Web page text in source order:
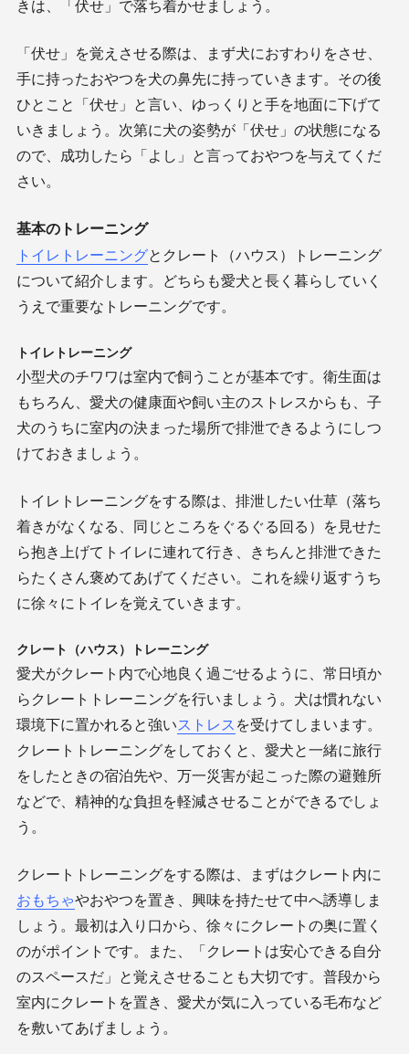
きは、「伏せ」で落ち着かせましょう。
「伏せ」を覚えさせる際は、まず犬におすわりをさせ、
手に持ったおやつを犬の鼻先に持っていきます。その後
ひとこと「伏せ」と言い、ゆっくりと手を地面に下げて
いきましょう。次第に犬の姿勢が「伏せ」の状態になる
ので、成功したら「よし」と言っておやつを与えてくだ
さい。
基本のトレーニング
トイレトレーニングとクレート（ハウス）トレーニング
について紹介します。どちらも愛犬と長く暮らしていく
うえで重要なトレーニングです。
トイレトレーニング
小型犬のチワワは室内で飼うことが基本です。衛生面は
もちろん、愛犬の健康面や飼い主のストレスからも、子
犬のうちに室内の決まった場所で排泄できるようにしつ
けておきましょう。
トイレトレーニングをする際は、排泄したい仕草（落ち
着きがなくなる、同じところをぐるぐる回る）を見せた
ら抱き上げてトイレに連れて行き、きちんと排泄できた
らたくさん褒めてあげてください。これを繰り返すうち
に徐々にトイレを覚えていきます。
クレート（ハウス）トレーニング
愛犬がクレート内で心地良く過ごせるように、常日頃か
らクレートトレーニングを行いましょう。犬は慣れない
環境下に置かれると強いストレス を受けてしまいます。
クレートトレーニングをしておくと、愛犬と一緒に旅行
をしたときの宿泊先や、万一災害が起こった際の避難所
などで、精神的な負担を軽減させることができるでしょ
う。
クレートトレーニングをする際は、まずはクレート内に
おもちゃやおやつを置き、興味を持たせて中へ誘導しま
しょう。最初は入り口から、徐々にクレートの奥に置く
のがポイントです。また、「クレートは安心できる自分
のスペースだ」と覚えさせることも大切です。普段から
室内にクレートを置き、愛犬が気に入っている毛布など
を敷いてあげましょう。